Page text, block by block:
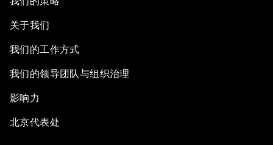
关于我们
我们的工作方式
我们的领导团队与组织治理
影响力
北京代表处